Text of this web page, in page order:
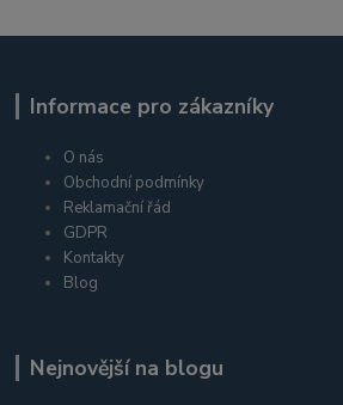
Informace pro zákazníky
O nás
Obchodní podmínky
Reklamační řád
GDPR
Kontakty
Blog
Nejnovější na blogu